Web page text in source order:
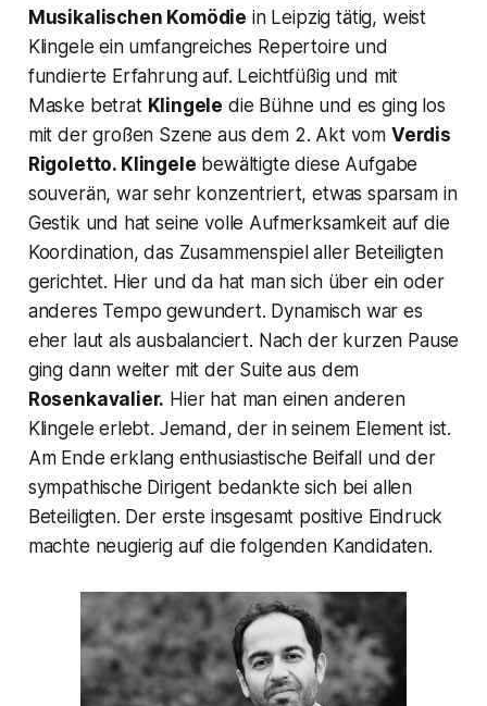
Musikalischen Komödie in Leipzig tätig, weist
Klingele ein umfangreiches Repertoire und
fundierte Erfahrung auf. Leichtfüßig und mit
Maske betrat Klingele die Bühne und es ging los
mit der großen Szene aus dem 2. Akt vom Verdis
Rigoletto. Klingele bewältigte diese Aufgabe
souverän, war sehr konzentriert, etwas sparsam in
Gestik und hat seine volle Aufmerksamkeit auf die
Koordination, das Zusammenspiel aller Beteiligten
gerichtet. Hier und da hat man sich über ein oder
anderes Tempo gewundert. Dynamisch war es
eher laut als ausbalanciert. Nach der kurzen Pause
ging dann weiter mit der Suite aus dem
Rosenkavalier. Hier hat man einen anderen
Klingele erlebt. Jemand, der in seinem Element ist.
Am Ende erklang enthusiastische Beifall und der
sympathische Dirigent bedankte sich bei allen
Beteiligten. Der erste insgesamt positive Eindruck
machte neugierig auf die folgenden Kandidaten.